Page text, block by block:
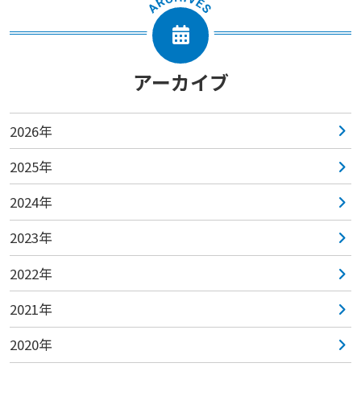
アーカイブ
2026年
2025年
2024年
2023年
2022年
2021年
2020年